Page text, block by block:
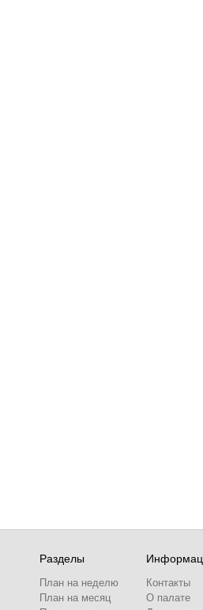
Разделы
План на неделю
План на месяц
Контакты
О палате